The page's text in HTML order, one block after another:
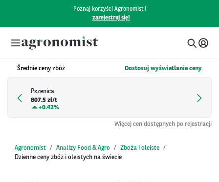
Poznaj korzyści Agronomist i
zarejestruj się!
Średnie ceny zbóż Dostosuj wyświetlanie ceny
Pszenica
807.5 zł/t
+0.42%
Więcej cen dostępnych po rejestracji
Agronomist Analizy Food & Agro
Zboża i oleiste
Dzienne ceny zbóż i oleistych na świecie